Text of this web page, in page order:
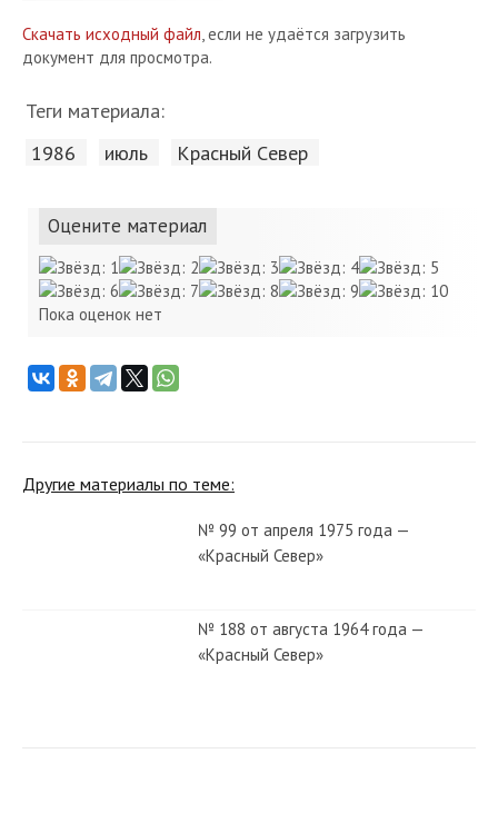
Скачать исходный файл, если не удаётся загрузить
документ для просмотра.
Теги материала:
1986 июль Красный Cевер
Оцените материал
Пока оценок нет
Другие материалы по теме:
№ 99 от апреля 1975 года —
«Красный Север»
№ 188 от августа 1964 года —
«Красный Север»